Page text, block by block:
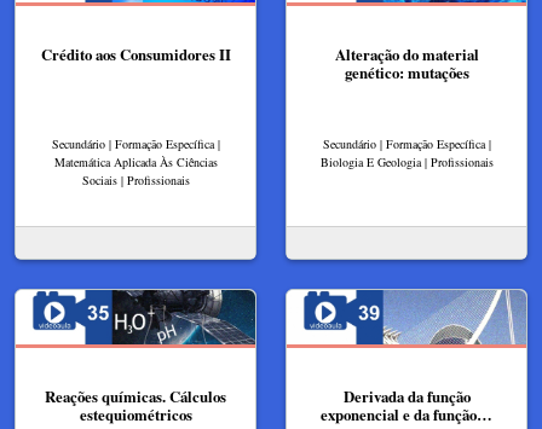
Crédito aos Consumidores II
Secundário | Formação Específica |
Matemática Aplicada Às Ciências
Sociais | Profissionais
Alteração do material
genético: mutações
Secundário | Formação Específica |
Biologia E Geologia | Profissionais
Reações químicas. Cálculos
estequiométricos
Derivada da função
exponencial e da função…